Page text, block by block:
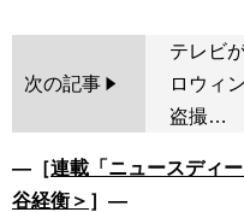
次の記事
テレビ
ロウィ
盗撮…
―［連載「ニュースディ
谷経衡＞ ］―